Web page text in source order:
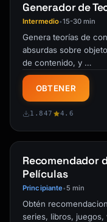
Generador de
Intermedio•15-30 min
Genera teorías de
absurdas sobre
de contenido, y …
OBTENER
1.847 4.6
Recomendador
Películas
Principiante•5 min
Obtén
series, libros, juegos,
Kai
Buscador de